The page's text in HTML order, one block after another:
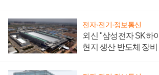
전자·전기·정보통신
외신 "삼성전자 SK하
현지 생산 반도체 장